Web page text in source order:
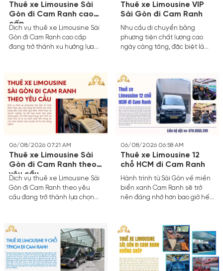
Thuê xe Limousine Sài
Gòn đi Cam Ranh cao
cấp
Dịch vụ thuê xe Limousine Sài
Gòn đi Cam Ranh cao cấp
đang trở thành xu hướng lựa
sang trọng, ghế massage êm
ái cùng sự riêng tư tuyệt đối,
chuyến đi dài gần 400km sẽ
biến thành một trải nghiệm
nghỉ dưỡng ngay trên bánh xe.
Thuê xe Limousine VIP
Sài Gòn đi Cam Ranh
Nhu cầu di chuyển bằng
phương tiện chất lượng cao
ngày càng tăng, đặc biệt là
Dịch vụ Thuê xe Limousine VIP
Sài Gòn đi Cam Ranh đang trở
thành lựa chọn hàng đầu nhờ
sự tiện nghi vượt trội, không
gian riêng tư và thời gian di
chuyển rút ngắn tối đa qua hệ
thống cao tốc hiện đại.
06/08/2026 07:21 AM
Thuê xe Limousine Sài
Gòn đi Cam Ranh theo
yêu cầu
Dịch vụ thuê xe Limousine Sài
Gòn đi Cam Ranh theo yêu
cầu đang trở thành lựa chọn
kết hợp hoàn hảo giữa không
gian nội thất sang trọng, lịch
trình cá nhân hóa và sự an
toàn tuyệt đối mang lại cho
hành khách một chuyến đi thư
06/08/2026 06:58 AM
Thuê xe Limousine 12
chỗ HCM đi Cam Ranh
Hành trình từ Sài Gòn về miền
biển xanh Cam Ranh sẽ trở
nên đáng nhớ hơn bao giờ hết
Ranh.